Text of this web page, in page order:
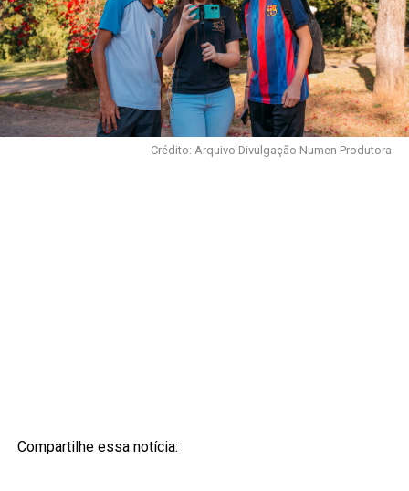
Crédito: Arquivo Divulgação Numen Produtora
Compartilhe essa notícia: